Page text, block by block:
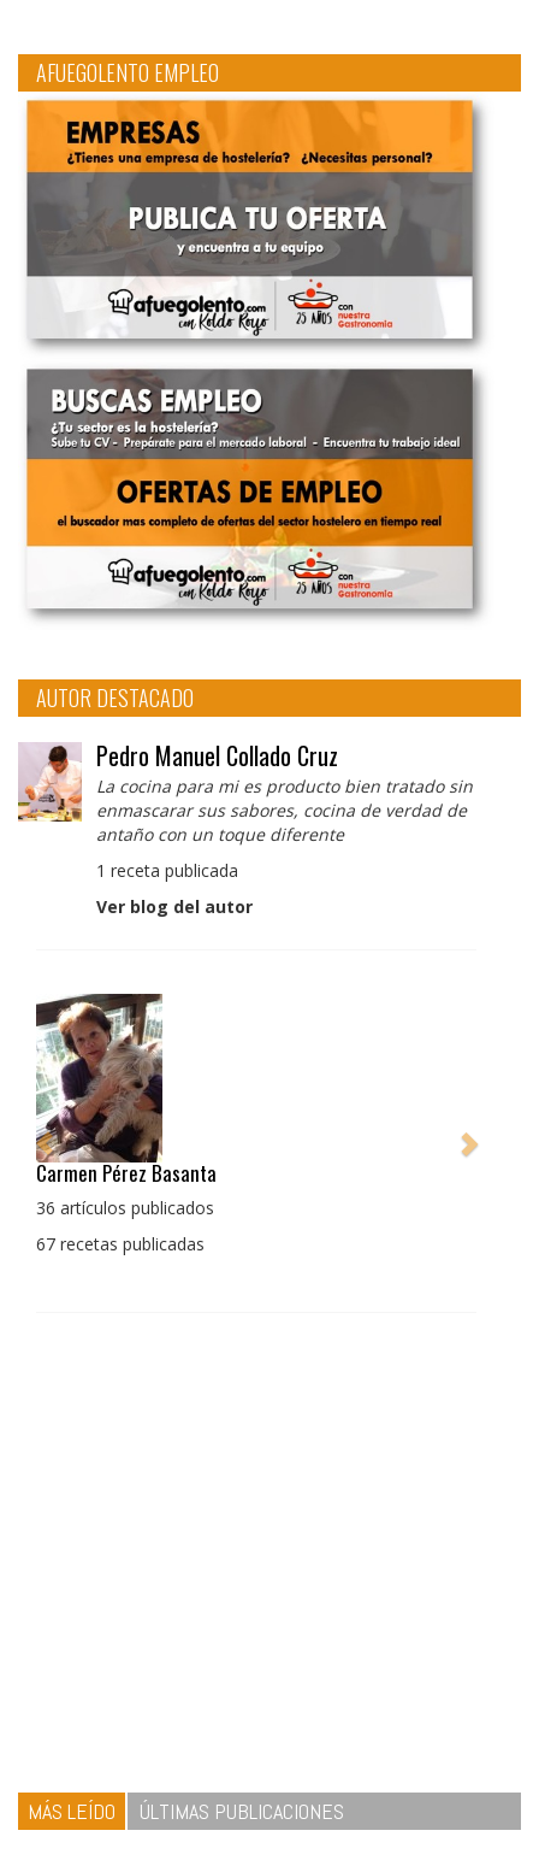
AFUEGOLENTO EMPLEO
AUTOR DESTACADO
Pedro Manuel Collado Cruz
La cocina para mi es producto bien tratado sin
enmascarar sus sabores, cocina de verdad de
antaño con un toque diferente
1 receta publicada
Ver blog del autor
Carmen Pérez Basanta
36 artículos publicados
67 recetas publicadas
MÁS LEÍDO ÚLTIMAS PUBLICACIONES